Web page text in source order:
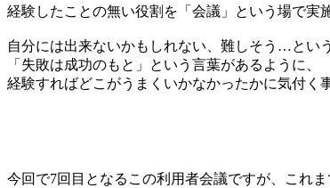
経験したことの無い役割を「会議」という場で実
自分には出来ないかもしれない、難しそう…とい
「失敗は成功のもと」という言葉があるように、
経験すればどこがうまくいかなかったかに気付く
今回で7回目となるこの利用者会議ですが、これ